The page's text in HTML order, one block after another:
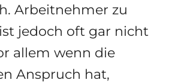
Arbeitnehmer zu
jedoch oft gar nicht
allem wenn die
Anspruch hat,